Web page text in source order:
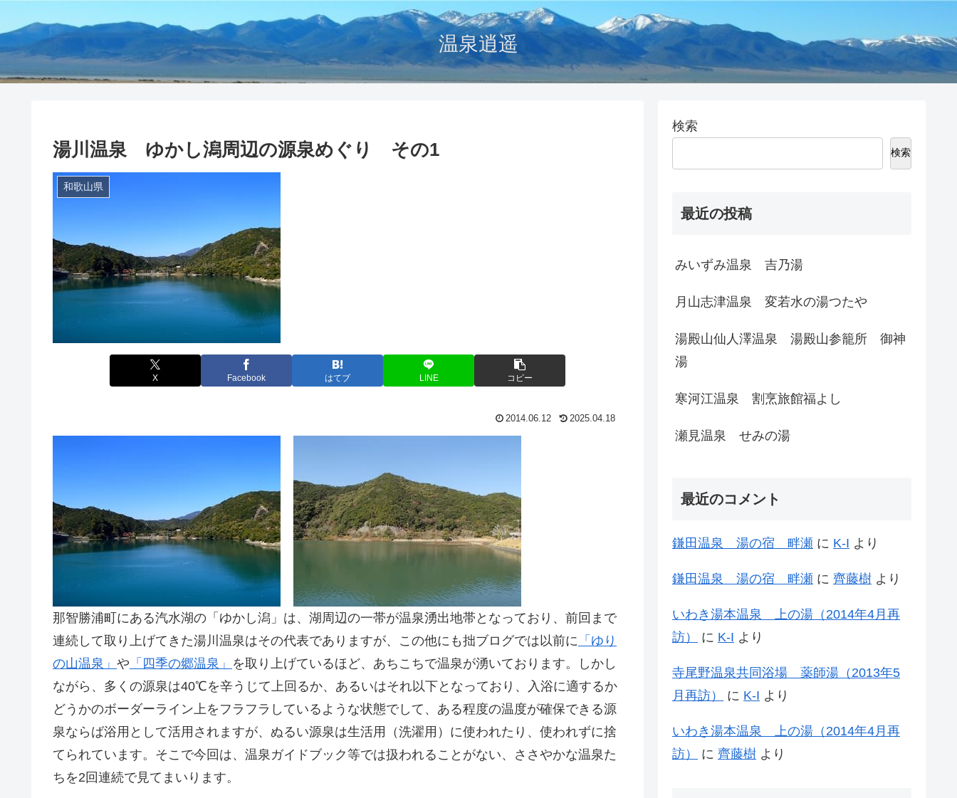
温泉逍遥
湯川温泉 ゆかし潟周辺の源泉めぐり その1
和歌山県
X Facebook はてブ LINE コピー
2014.06.12 2025.04.18
那智勝浦町にある汽水湖の「ゆかし潟」は、湖周辺の一帯が温泉湧出地帯となっており、前回まで
連続して取り上げてきた湯川温泉はその代表でありますが、この他にも拙ブログでは以前に 「ゆり
の山温泉」 や 「四季の郷温泉」 を取り上げているほど、あちこちで温泉が湧いております。しかし
ながら、多くの源泉は40℃を辛うじて上回るか、あるいはそれ以下となっており、入浴に適するか
どうかのボーダーライン上をフラフラしているような状態でして、ある程度の温度が確保できる源
泉ならば浴用として活用されますが、ぬるい源泉は生活用（洗濯用）に使われたり、使われずに捨
てられています。そこで今回は、温泉ガイドブック等では扱われることがない、ささやかな温泉た
ちを2回連続で見てまいります。
検索
検索
最近の投稿
みいずみ温泉 吉乃湯
月山志津温泉 変若水の湯つたや
湯殿山仙人澤温泉 湯殿山参籠所 御神
湯
寒河江温泉 割烹旅館福よし
瀬見温泉 せみの湯
最近のコメント
鎌田温泉 湯の宿 畔瀬 に K-I より
鎌田温泉 湯の宿 畔瀬 に 齊藤樹 より
いわき湯本温泉 上の湯（2014年4月再
訪）
に K-I より
寺尾野温泉共同浴場 薬師湯（2013年5
月再訪）
に K-I より
いわき湯本温泉 上の湯（2014年4月再
訪）
に 齊藤樹 より